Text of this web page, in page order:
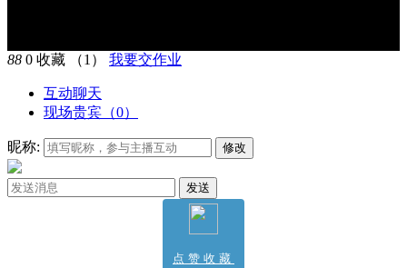
88 0 收藏 （1） 我要交作业
互动聊天
现场贵宾（0）
昵称: 修改
发送
点赞收藏